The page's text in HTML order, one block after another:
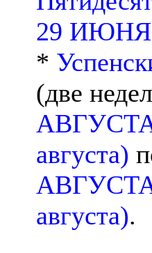
29 ИЮНЯ
*
(две
августа)
августа).